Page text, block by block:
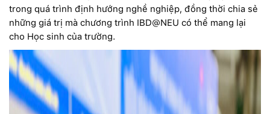
trong quá trình định hướng nghề nghiệp, đồng thời chia sẻ
những giá trị mà chương trình IBD@NEU có thể mang lại
cho Học sinh của trường.